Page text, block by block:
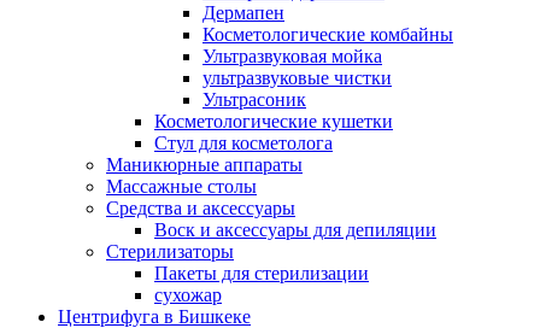
Дермапен
Косметологические комбайны
Ультразвуковая мойка
ультразвуковые чистки
Ультрасоник
Косметологические кушетки
Стул для косметолога
Маникюрные аппараты
Массажные столы
Средства и аксессуары
Воск и аксессуары для депиляции
Стерилизаторы
Пакеты для стерилизации
сухожар
Центрифуга в Бишкеке